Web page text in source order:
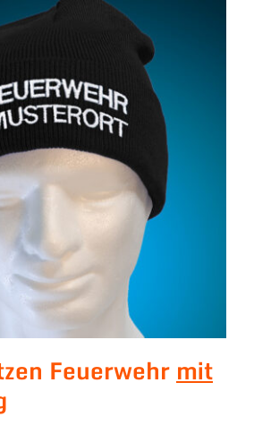
Feuerwehr mit